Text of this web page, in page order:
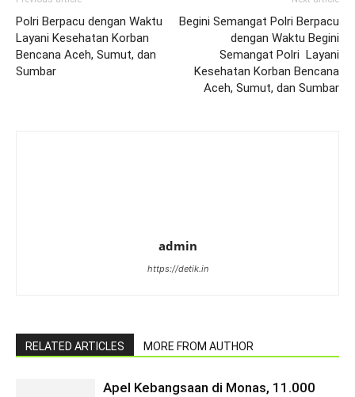
Polri Berpacu dengan Waktu
Layani Kesehatan Korban
Bencana Aceh, Sumut, dan
Sumbar
Begini Semangat Polri Berpacu
dengan Waktu Begini
Semangat Polri Layani
Kesehatan Korban Bencana
Aceh, Sumut, dan Sumbar
admin
https://detik.in
RELATED ARTICLES MORE FROM AUTHOR
Apel Kebangsaan di Monas, 11.000